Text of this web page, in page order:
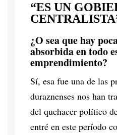
“ES UN
¿O sea que hay
absorbida en todo
emprendimiento?
Sí, esa fue una de las
duraznenses nos han
del quehacer político
entré en este período